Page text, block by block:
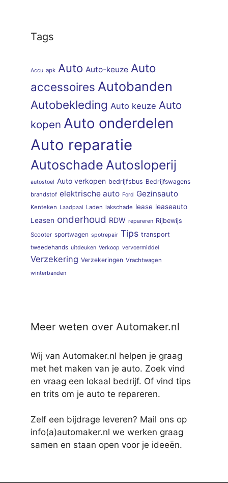
Tags
Accu apk Auto Auto-keuze Auto
accessoires Autobanden
Autobekleding Auto keuze Auto
kopen Auto onderdelen
Auto reparatie
Autoschade Autosloperij
autostoel Auto verkopen bedrijfsbus Bedrijfswagens
brandstof elektrische auto Ford Gezinsauto
Kenteken Laadpaal Laden lakschade lease leaseauto
Leasen onderhoud RDW repareren Rijbewijs
Scooter sportwagen spotrepair Tips transport
tweedehands uitdeuken Verkoop vervoermiddel
Verzekering Verzekeringen Vrachtwagen
winterbanden
Meer weten over Automaker.nl
Wij van Automaker.nl helpen je graag
met het maken van je auto. Zoek vind
en vraag een lokaal bedrijf. Of vind tips
en trits om je auto te repareren.
Zelf een bijdrage leveren? Mail ons op
info(a)automaker.nl we werken graag
samen en staan open voor je ideeën.